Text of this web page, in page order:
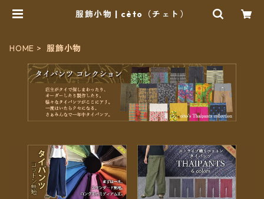
服飾小物 | cèto（チェト）
HOME 服飾小物